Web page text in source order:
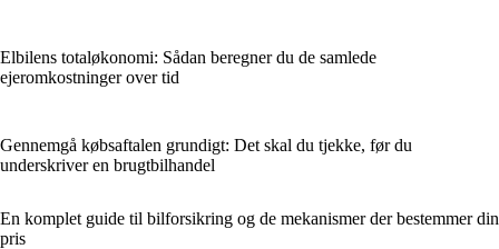
Elbilens totaløkonomi: Sådan beregner du de samlede
ejeromkostninger over tid
Gennemgå købsaftalen grundigt: Det skal du tjekke, før du
underskriver en brugtbilhandel
En komplet guide til bilforsikring og de mekanismer der bestemmer din
pris